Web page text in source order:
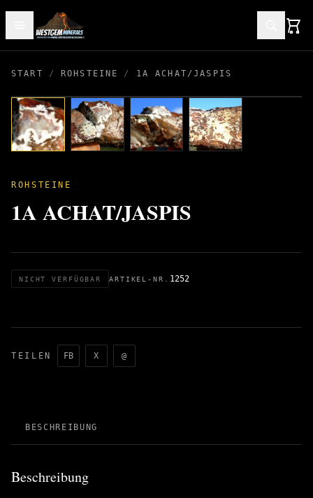
START / ROHSTEINE / 1A ACHAT/JASPIS
ROHSTEINE
1A ACHAT/JASPIS
NICHT VERFÜGBAR ARTIKEL-NR. 1252
TEILEN FB X @
BESCHREIBUNG
Beschreibung